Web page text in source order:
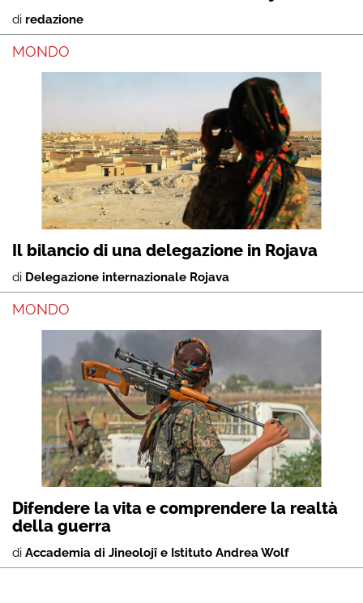
di redazione
MONDO
Il bilancio di una delegazione in Rojava
di Delegazione internazionale Rojava
MONDO
Difendere la vita e comprendere la realtà
della guerra
di Accademia di Jineolojî e Istituto Andrea Wolf